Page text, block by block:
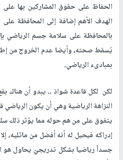
الحفاظ على حقوق المشاركين بها
الهدف الأهم إضافة إلى المحافظة
بالمحافظة على سلامة جسم الرياضي
يُسقط صحته، وأيضا عدم الخروج من
بمبادىء الرياضي.
لكن لكل قاعدة شواذ .. يبدو أن هناك
النزاهة الرياضية وهي أن يكون
يتفوق على من هم حوله مما يؤثر ذلك
إدراكه فيحيل له أنه أفضل من ماثليه،
جسداً رياضيا بشكل تدريجيّ يحاول هو